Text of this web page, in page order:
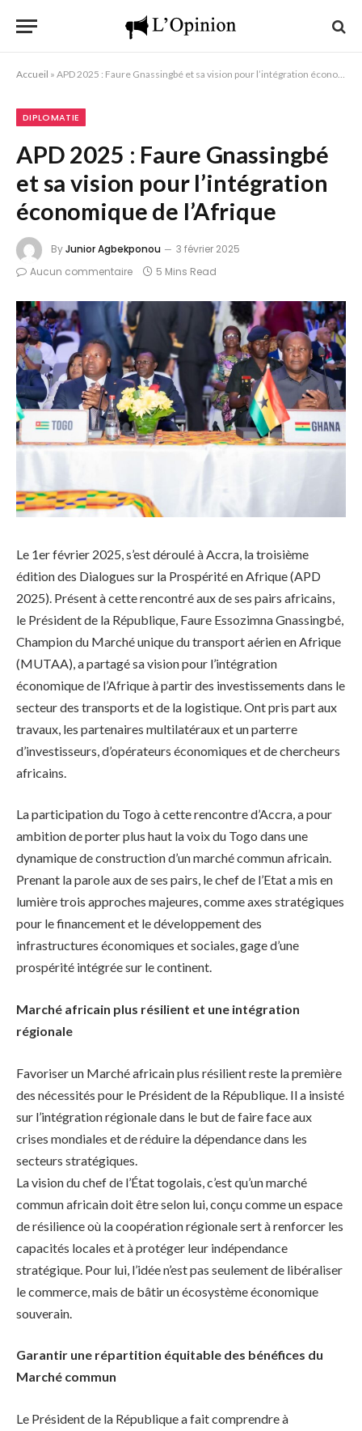
Accueil » APD 2025 : Faure Gnassingbé et sa vision pour l’intégration économique de l’Afrique
DIPLOMATIE
APD 2025 : Faure Gnassingbé
et sa vision pour l’intégration
économique de l’Afrique
ByJunior Agbekponou
3 février 2025
Aucun commentaire
5 Mins Read
Le 1er février 2025, s’est déroulé à Accra, la troisième
édition des Dialogues sur la Prospérité en Afrique (APD
2025). Présent à cette rencontré aux de ses pairs africains,
le Président de la République, Faure Essozimna Gnassingbé,
Champion du Marché unique du transport aérien en Afrique
(MUTAA), a partagé sa vision pour l’intégration
économique de l’Afrique à partir des investissements dans le
secteur des transports et de la logistique. Ont pris part aux
travaux, les partenaires multilatéraux et un parterre
d’investisseurs, d’opérateurs économiques et de chercheurs
africains.
La participation du Togo à cette rencontre d’Accra, a pour
ambition de porter plus haut la voix du Togo dans une
dynamique de construction d’un marché commun africain.
Prenant la parole aux de ses pairs, le chef de l’Etat a mis en
lumière trois approches majeures, comme axes stratégiques
pour le financement et le développement des
infrastructures économiques et sociales, gage d’une
prospérité intégrée sur le continent.
Marché africain plus résilient et une intégration
régionale
Favoriser un Marché africain plus résilient reste la première
des nécessités pour le Président de la République. Il a insisté
sur l’intégration régionale dans le but de faire face aux
crises mondiales et de réduire la dépendance dans les
secteurs stratégiques.
La vision du chef de l’État togolais, c’est qu’un marché
commun africain doit être selon lui, conçu comme un espace
de résilience où la coopération régionale sert à renforcer les
capacités locales et à protéger leur indépendance
stratégique. Pour lui, l’idée n’est pas seulement de libéraliser
le commerce, mais de bâtir un écosystème économique
souverain.
Garantir une répartition équitable des bénéfices du
Marché commun
Le Président de la République a fait comprendre à